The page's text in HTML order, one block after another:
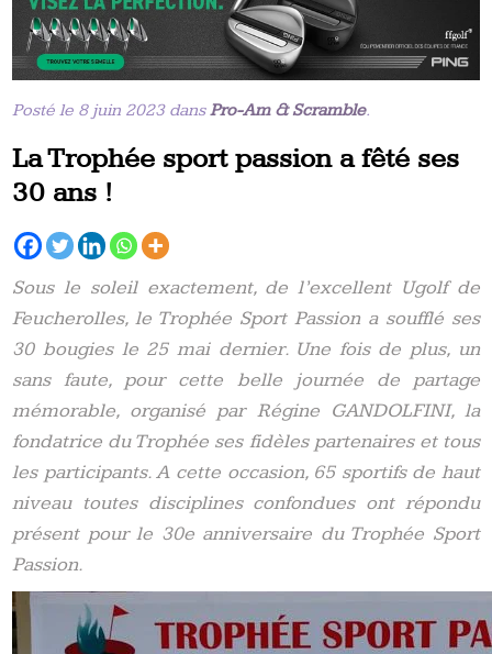
Posté le 8 juin 2023 dansPro-Am & Scramble.
La Trophée sport passion a fêté ses
30 ans !
Sous le soleil exactement, de l’excellent Ugolf de
Feucherolles, le Trophée Sport Passion a soufflé ses
30 bougies le 25 mai dernier. Une fois de plus, un
sans faute, pour cette belle journée de partage
mémorable, organisé par Régine GANDOLFINI, la
fondatrice du Trophée ses fidèles partenaires et tous
les participants. A cette occasion, 65 sportifs de haut
niveau toutes disciplines confondues ont répondu
présent pour le 30e anniversaire du Trophée Sport
Passion.